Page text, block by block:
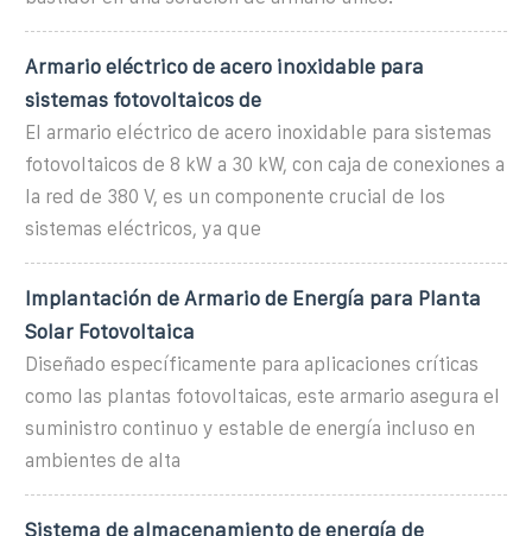
Armario eléctrico de acero inoxidable para
sistemas fotovoltaicos de
El armario eléctrico de acero inoxidable para sistemas
fotovoltaicos de 8 kW a 30 kW, con caja de conexiones a
la red de 380 V, es un componente crucial de los
sistemas eléctricos, ya que
Implantación de Armario de Energía para Planta
Solar Fotovoltaica
Diseñado específicamente para aplicaciones críticas
como las plantas fotovoltaicas, este armario asegura el
suministro continuo y estable de energía incluso en
ambientes de alta
Sistema de almacenamiento de energía de